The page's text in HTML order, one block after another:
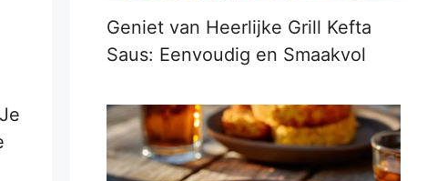
Geniet van Heerlijke Grill Kefta
Saus: Eenvoudig en Smaakvol